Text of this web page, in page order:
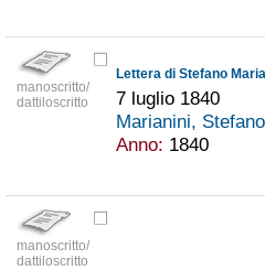
manoscritto/
dattiloscritto
7 luglio 1840
Marianini,
Anno: 1840
manoscritto/
dattiloscritto